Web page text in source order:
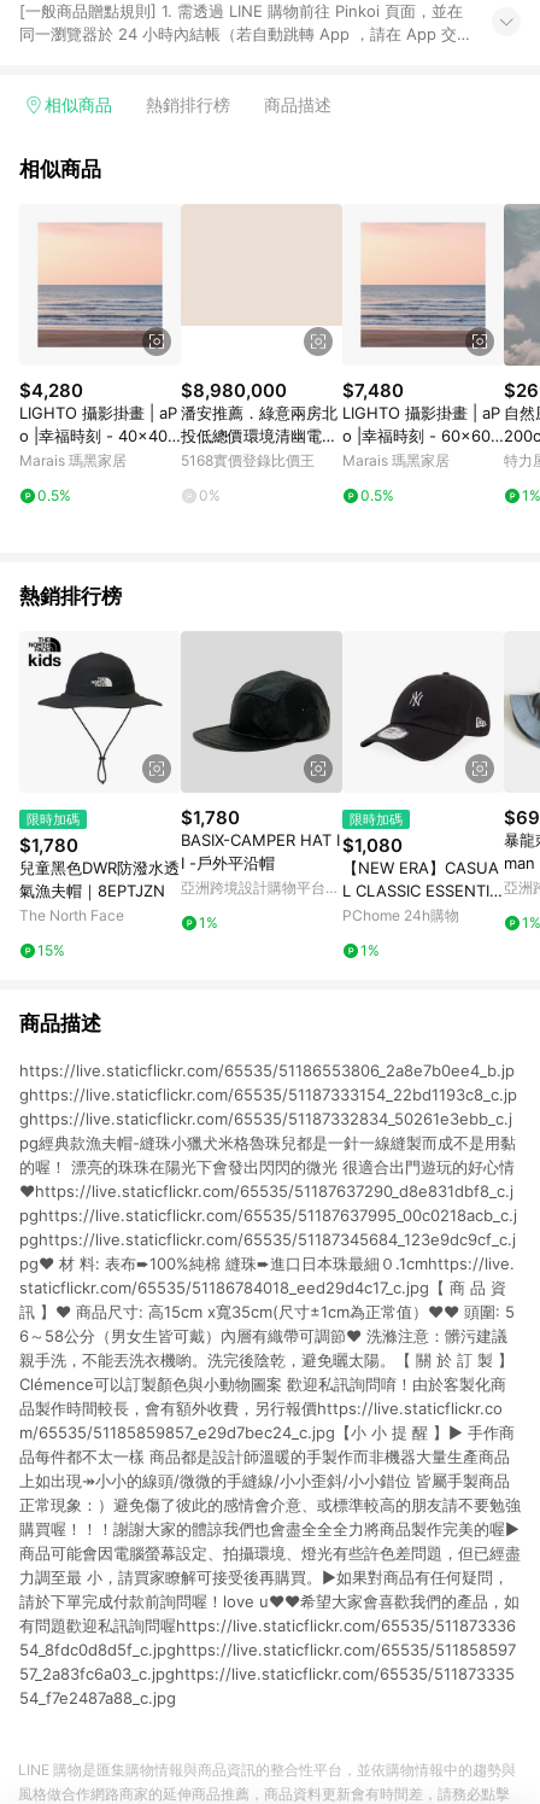
[一般商品贈點規則] 1. 需透過 LINE 購物前往 Pinkoi 頁面，並在
同一瀏覽器於 24 小時內結帳（若自動跳轉 App ，請在 App 交
回饋訂單不得享有 Pinkoi 站方優惠，例如首購優惠，P coins，
行為，不具贈點資格，部分退款不在此限。 6. APP 請更新至
Pinkoi 購物商品資訊頁及購物車標示為準。 10. 點數紅包使用規
則請以點數紅包活動說明為準。 11. 若於 LINE 購物前往 Pinkoi
頁面後才首次下載 Pinkoi APP 並完成訂單，不符合導購資格；承
上，首次下載 Pinkoi APP 後，需透過 LINE 購物前往 Pinkoi 頁
面，方享導購資格。
相似商品 熱銷排行榜 商品描述
相似商品
$4,280
LIGHTO 攝影掛畫 | aP
o |幸福時刻 - 40x40c
m-黑胡桃色鋁框
Marais 瑪黑家居
0.5%
$8,980,000
潘安推薦．綠意兩房北
投低總價環境清幽電梯
美宅｜台北市北投區溫
5168實價登錄比價王
0%
$7,480
LIGHTO 攝影掛畫 | aP
o |幸福時刻 - 60x60c
m-楓木色鋁框
Marais 瑪黑家居
0.5%
自
特力
1%
熱銷排行榜
限時加碼
$1,780
兒童黑色DWR防潑水透
氣漁夫帽｜8EPTJZN
The North Face
15%
$1,780
BASIX-CAMPER HAT I
I -戶外平沿帽
亞洲跨境設計購物平台
1%
限時加碼
$1,080
【NEW ERA】CASUA
L CLASSIC ESSENTIA
L MINI LOGO 紐約洋
PChome 24h購物
1%
暴龍
亞洲
1%
商品描述
https://live.staticflickr.com/65535/51186553806_2a8e7b0ee4_b.jp
ghttps://live.staticflickr.com/65535/51187333154_22bd1193c8_c.jp
ghttps://live.staticflickr.com/65535/51187332834_50261e3ebb_c.j
pg經典款漁夫帽-縫珠小獵犬米格魯珠兒都是一針一線縫製而成不是用黏
的喔！ 漂亮的珠珠在陽光下會發出閃閃的微光 很適合出門遊玩的好心情
❤️https://live.staticflickr.com/65535/51187637290_d8e831dbf8_c.j
pghttps://live.staticflickr.com/65535/51187637995_00c0218acb_c.j
pghttps://live.staticflickr.com/65535/51187345684_123e9dc9cf_c.j
pg♥ 材 料: 表布➨100%純棉 縫珠➨進口日本珠最細０.1cmhttps://live.
staticflickr.com/65535/51186784018_eed29d4c17_c.jpg【 商 品 資
訊 】♥ 商品尺寸: 高15cm x寬35cm(尺寸±1cm為正常值）♥♥ 頭圍: 5
6～58公分（男女生皆可戴）內層有織帶可調節♥ 洗滌注意：髒污建議
親手洗，不能丟洗衣機喲。洗完後陰乾，避免曬太陽。【 關 於 訂 製 】
Clémence可以訂製顏色與小動物圖案 歡迎私訊詢問唷！由於客製化商
品製作時間較長，會有額外收費，另行報價https://live.staticflickr.co
m/65535/51185859857_e29d7bec24_c.jpg【小 小 提 醒 】► 手作商
品每件都不太一樣 商品都是設計師溫暖的手製作而非機器大量生產商品
上如出現↠小小的線頭/微微的手縫線/小小歪斜/小小錯位 皆屬手製商品
正常現象：）避免傷了彼此的感情會介意、或標準較高的朋友請不要勉強
購買喔！！！謝謝大家的體諒我們也會盡全全全力將商品製作完美的喔►
商品可能會因電腦螢幕設定、拍攝環境、燈光有些許色差問題，但已經盡
力調至最 小，請買家瞭解可接受後再購買。►如果對商品有任何疑問，
請於下單完成付款前詢問喔！love u♥♥希望大家會喜歡我們的產品，如
有問題歡迎私訊詢問喔https://live.staticflickr.com/65535/511873336
54_8fdc0d8d5f_c.jpghttps://live.staticflickr.com/65535/511858597
57_2a83fc6a03_c.jpghttps://live.staticflickr.com/65535/511873335
54_f7e2487a88_c.jpg
LINE 購物是匯集購物情報與商品資訊的整合性平台，並依購物情報中的趨勢與
風格做合作網路商家的延伸商品推薦，商品資料更新會有時間差，請務必點擊